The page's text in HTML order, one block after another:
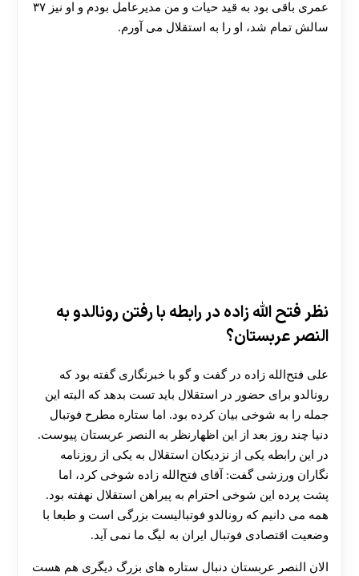
عمری باقی بود به قید حیات و من مدیرعامل بودم و او نیز ۳۷
سالش تمام شد، او را به استقلال می ‌آورم.
نظر فتح الله زاده در رابطه با رفتن رونالدو به
النصر عربستان؟
علی فتح‌الله ‌زاده در گفت و گو با خبرنگاری گفته بود که
رونالدو برای حضور در استقلال باید تست بدهد که البته این
جمله را به شوخی بیان کرده بود. اما ستاره مطرح فوتبال
دنیا چند روز بعد از این اظهارنظر به النصر عربستان پیوست.
در این رابطه یکی از نزدیکان استقلال به یکی از روزنامه
نگاران ورزشی گفت: آقای فتح‌الله‌ زاده شوخی کرد، اما
پشت پرده این شوخی احترام به پیراهن استقلال نهفته بود.
همه می ‌دانیم که رونالدو فوتبالیست بزرگی است و طبعا با
وضعیت اقتصادی فوتبال ایران به لیگ ما نمی‌ آید.
الان النصر عربستان دنبال ستاره های بزرگ دیگری هم هست